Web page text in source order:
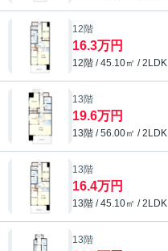
12階
16.3万円
12階 / 45.10㎡ / 2LDK
13階
19.6万円
13階 / 56.00㎡ / 2LDK
13階
16.4万円
13階 / 45.10㎡ / 2LDK
13階